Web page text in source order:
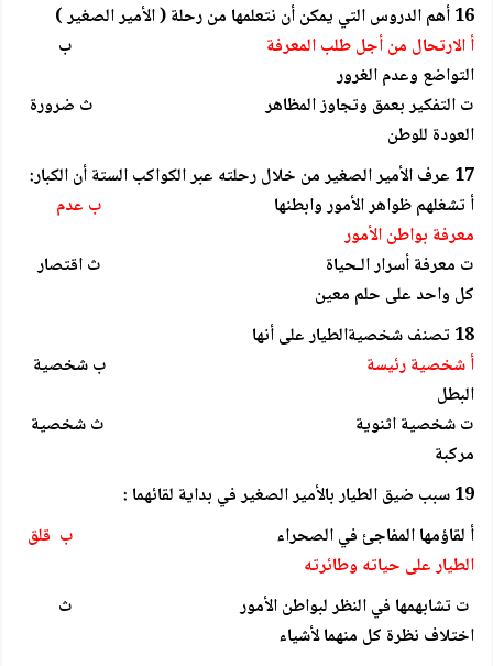
16 أهم الدروس التي يمكن أن نتعلمها من رحلة ( الأمير الصغير )
أ الارتحال من أجل طلب المعرفة ب
التواضع وعدم الغرور
ت التفكير بعمق وتجاوز المظاهر ث ضرورة
العودة للوطن
17 عرف الأمير الصغير من خلال رحلته عبر الكواكب الستة أن الكبار:
أ تشغلهم ظواهر الأمور وابطنها ب عدم
معرفة بواطن الأمور
ت معرفة أسرار الـحياة ث اقتصار
كل واحد على حلم معين
18 تصنف شخصيةالطيار على أنها
أ شخصية رئيسة ب شخصية
البطل
ت شخصية اثنوية ث شخصية
مركبة
19 سبب ضيق الطيار بالأمير الصغير في بداية لقائهما :
أ لقاؤمها المفاجئ في الصحراء
ب قلق
الطيار على حياته وطائرته
ت تشابهمها في النظر لبواطن الأمور ث
اختلاف نظرة كل منهما لأشياء